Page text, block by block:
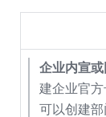
企业内宣或
建企业官方
可以创建